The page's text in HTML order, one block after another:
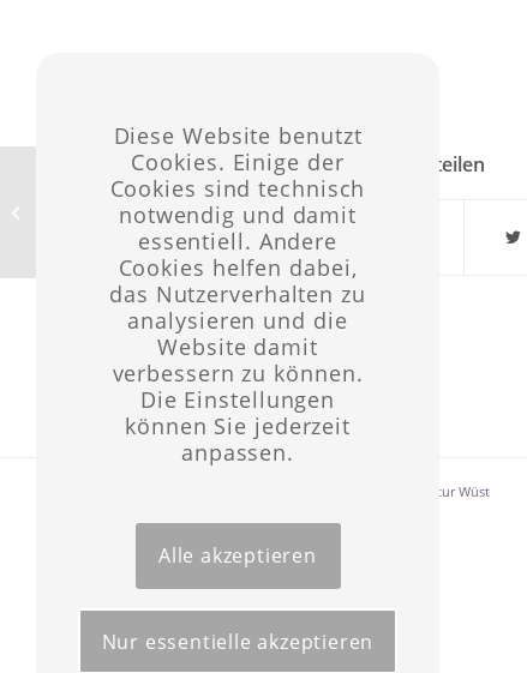
Eintrag teilen
Werbeagentur Wüst
2. Christtag
Diese Website benutzt
Cookies. Einige der
Cookies sind technisch
notwendig und damit
essentiell. Andere
Cookies helfen dabei,
das Nutzerverhalten zu
analysieren und die
Website damit
verbessern zu können.
Die Einstellungen
können Sie jederzeit
anpassen.
Alle akzeptieren
Nur essentielle akzeptieren